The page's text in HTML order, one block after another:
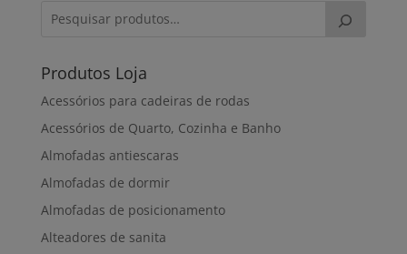
Produtos Loja
Acessórios para cadeiras de rodas
Acessórios de Quarto, Cozinha e Banho
Almofadas antiescaras
Almofadas de dormir
Almofadas de posicionamento
Alteadores de sanita